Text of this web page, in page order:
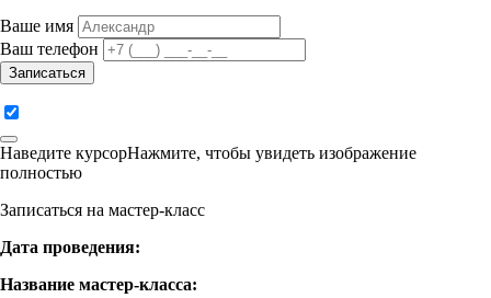
Ваше имя
Ваш телефон
Записаться
Наведите курсорНажмите, чтобы увидеть изображение
полностью
Записаться на мастер-класс
Дата проведения:
Название мастер-класса: